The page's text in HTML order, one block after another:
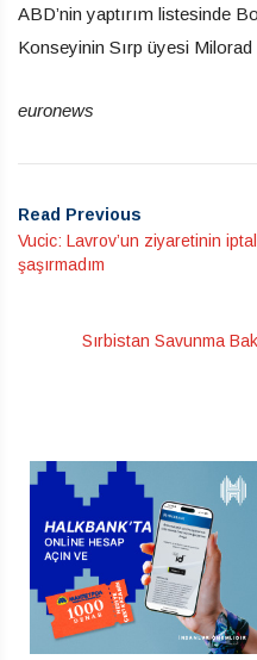
ABD’nin yaptırım listesinde
Konseyinin Sırp üyesi
euronews
Read Previous
Vucic: Lavrov’un ziyaretinin
şaşırmadım
Sırbistan Savunma